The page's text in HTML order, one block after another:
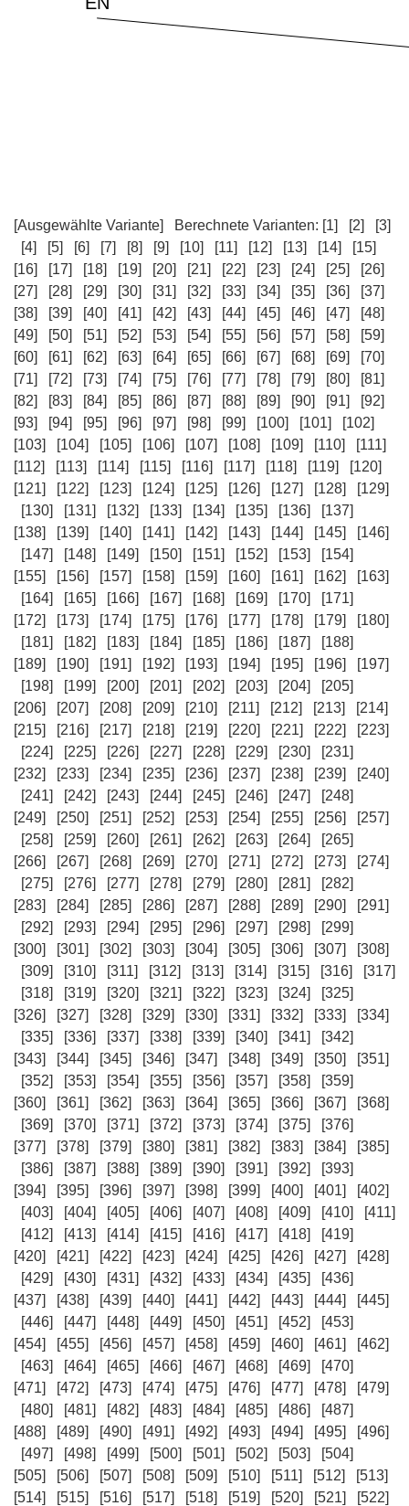
[Ausgewählte Variante] Berechnete Varianten: [1] [2]
[3]
[4]
[5] [6] [7] [8] [9] [10] [11] [12] [13] [14]
[15]
[16]
[17] [18] [19] [20] [21] [22] [23] [24] [25]
[26]
[27]
[28] [29] [30] [31] [32] [33] [34] [35] [36]
[37]
[38]
[39] [40] [41] [42] [43] [44] [45] [46] [47]
[48]
[49]
[50] [51] [52] [53] [54] [55] [56] [57] [58]
[59]
[60]
[61] [62] [63] [64] [65] [66] [67] [68] [69]
[70]
[71]
[72] [73] [74] [75] [76] [77] [78] [79] [80]
[81]
[82]
[83] [84] [85] [86] [87] [88] [89] [90] [91]
[92]
[93]
[94] [95] [96] [97] [98] [99] [100] [101]
[102]
[103]
[104] [105] [106] [107] [108] [109] [110]
[111]
[112]
[113] [114] [115] [116] [117] [118] [119]
[120]
[121]
[122] [123] [124] [125] [126] [127] [128]
[129]
[130]
[131] [132] [133] [134] [135] [136]
[137]
[138]
[139] [140] [141] [142] [143] [144] [145]
[146]
[147]
[148] [149] [150] [151] [152] [153]
[154]
[155]
[156] [157] [158] [159] [160] [161] [162]
[163]
[164]
[165] [166] [167] [168] [169] [170]
[171]
[172]
[173] [174] [175] [176] [177] [178] [179]
[180]
[181]
[182] [183] [184] [185] [186] [187]
[188]
[189]
[190] [191] [192] [193] [194] [195] [196]
[197]
[198]
[199] [200] [201] [202] [203] [204]
[205]
[206]
[207] [208] [209] [210] [211] [212] [213]
[214]
[215]
[216] [217] [218] [219] [220] [221] [222]
[223]
[224]
[225] [226] [227] [228] [229] [230]
[231]
[232]
[233] [234] [235] [236] [237] [238] [239]
[240]
[241]
[242] [243] [244] [245] [246] [247]
[248]
[249]
[250] [251] [252] [253] [254] [255] [256]
[257]
[258]
[259] [260] [261] [262] [263] [264]
[265]
[266]
[267] [268] [269] [270] [271] [272] [273]
[274]
[275]
[276] [277] [278] [279] [280] [281]
[282]
[283]
[284] [285] [286] [287] [288] [289] [290]
[291]
[292]
[293] [294] [295] [296] [297] [298]
[299]
[300]
[301] [302] [303] [304] [305] [306] [307]
[308]
[309]
[310] [311] [312] [313] [314] [315] [316]
[317]
[318]
[319] [320] [321] [322] [323] [324]
[325]
[326]
[327] [328] [329] [330] [331] [332] [333]
[334]
[335]
[336] [337] [338] [339] [340] [341]
[342]
[343]
[344] [345] [346] [347] [348] [349] [350]
[351]
[352]
[353] [354] [355] [356] [357] [358]
[359]
[360]
[361] [362] [363] [364] [365] [366] [367]
[368]
[369]
[370] [371] [372] [373] [374] [375]
[376]
[377]
[378] [379] [380] [381] [382] [383] [384]
[385]
[386]
[387] [388] [389] [390] [391] [392]
[393]
[394]
[395] [396] [397] [398] [399] [400] [401]
[402]
[403]
[404] [405] [406] [407] [408] [409] [410]
[411]
[412]
[413] [414] [415] [416] [417] [418]
[419]
[420]
[421] [422] [423] [424] [425] [426] [427]
[428]
[429]
[430] [431] [432] [433] [434] [435]
[436]
[437]
[438] [439] [440] [441] [442] [443] [444]
[445]
[446]
[447] [448] [449] [450] [451] [452]
[453]
[454]
[455] [456] [457] [458] [459] [460] [461]
[462]
[463]
[464] [465] [466] [467] [468] [469]
[470]
[471]
[472] [473] [474] [475] [476] [477] [478]
[479]
[480]
[481] [482] [483] [484] [485] [486]
[487]
[488]
[489] [490] [491] [492] [493] [494] [495]
[496]
[497]
[498] [499] [500] [501] [502] [503]
[504]
[505]
[506] [507] [508] [509] [510] [511] [512]
[513]
[514]
[515] [516] [517] [518] [519] [520] [521]
[522]